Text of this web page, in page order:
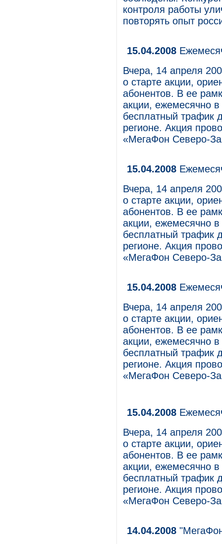
контроля работы
повторять опыт
15.04.2008
Вчера, 14 апреля
о старте акции,
абонентов. В ее
акции, ежемесячно в
бесплатный трафик
регионе. Акция
«МегаФон Северо-
15.04.2008
Вчера, 14 апреля
о старте акции,
абонентов. В ее
акции, ежемесячно в
бесплатный трафик
регионе. Акция
«МегаФон Северо-
15.04.2008
Вчера, 14 апреля
о старте акции,
абонентов. В ее
акции, ежемесячно в
бесплатный трафик
регионе. Акция
«МегаФон Северо-
15.04.2008
Вчера, 14 апреля
о старте акции,
абонентов. В ее
акции, ежемесячно в
бесплатный трафик
регионе. Акция
«МегаФон Северо-
14.04.2008